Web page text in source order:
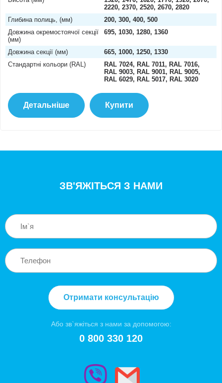
2220, 2370, 2520, 2670, 2820
Глибина полиць, (мм)
200, 300, 400, 500
Довжина окремостоячої секції
(мм)
695, 1030, 1280, 1360
Довжина секції (мм)
665, 1000, 1250, 1330
Стандартні кольори (RAL)
RAL 7024, RAL 7011, RAL 7016,
RAL 9003, RAL 9001, RAL 9005,
RAL 6029, RAL 5017, RAL 3020
Детальніше Купити
ЗВ'ЯЖІТЬСЯ З НАМИ
Отримати консультацію
Або зв`яжіться з нами за допомогою:
0 800 330 120